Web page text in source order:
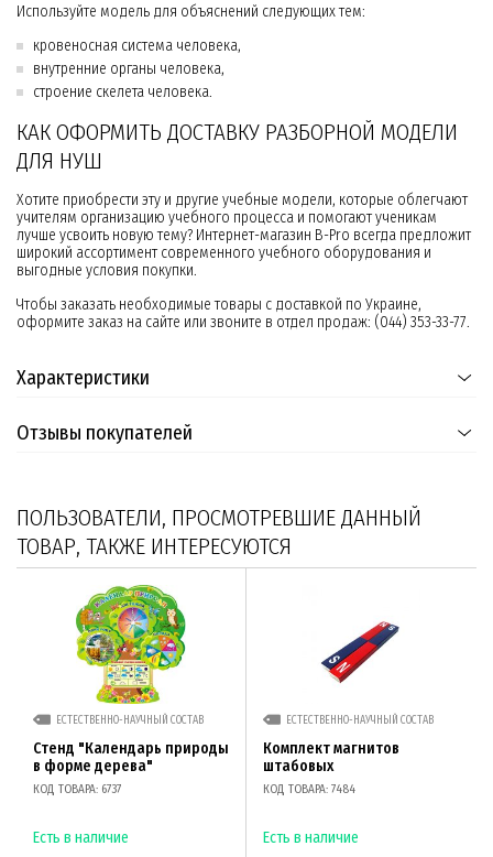
Используйте модель для объяснений следующих тем:
кровеносная система человека,
внутренние органы человека,
строение скелета человека.
КАК ОФОРМИТЬ ДОСТАВКУ РАЗБОРНОЙ МОДЕЛИ
ДЛЯ НУШ
Хотите приобрести эту и другие учебные модели, которые облегчают
учителям организацию учебного процесса и помогают ученикам
лучше усвоить новую тему? Интернет-магазин B-Pro всегда предложит
широкий ассортимент современного учебного оборудования и
выгодные условия покупки.
Чтобы заказать необходимые товары с доставкой по Украине,
оформите заказ на сайте или звоните в отдел продаж: (044) 353-33-77.
Характеристики
Отзывы покупателей
ПОЛЬЗОВАТЕЛИ, ПРОСМОТРЕВШИЕ ДАННЫЙ
ТОВАР, ТАКЖЕ ИНТЕРЕСУЮТСЯ
ЕСТЕСТВЕННО-НАУЧНЫЙ СОСТАВ
Стенд "Календарь природы
в форме дерева"
КОД ТОВАРА: 6737
Есть в наличие
ЕСТЕСТВЕННО-НАУЧНЫЙ СОСТАВ
Комплект магнитов
штабовых
КОД ТОВАРА: 7484
Есть в наличие